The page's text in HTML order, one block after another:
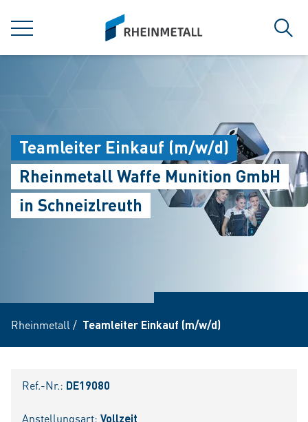
MENÜ
siteLogo
Teamleiter Einkauf (m/w/d)
Rheinmetall Waffe Munition GmbH
in Schneizlreuth
Rheinmetall / Teamleiter Einkauf (m/w/d)
Ref.-Nr.: DE19080
Anstellungsart: Vollzeit